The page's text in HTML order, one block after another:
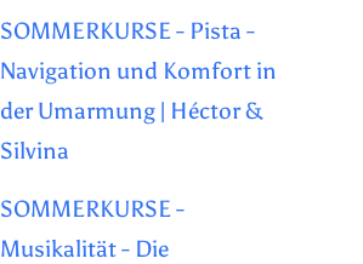
SOMMERKURSE - Pista -
Navigation und Komfort in
der Umarmung | Héctor &
Silvina
SOMMERKURSE -
Musikalität - Die